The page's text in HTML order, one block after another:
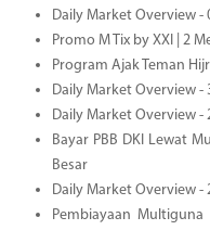
Daily Market Overview -
Promo M Tix by XXI | 2
Program Ajak Teman
Daily Market Overview -
Daily Market Overview -
Bayar PBB DKI Lewat
Besar
Daily Market Overview -
Pembiayaan